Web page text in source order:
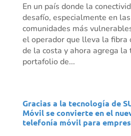
En un país donde la
desafío, especialmente en
comunidades más
el operador que lleva la fibra
de la costa y ahora agrega
portafolio de...
Gracias a la tecnología de
Móvil se convierte en el
telefonía móvil para